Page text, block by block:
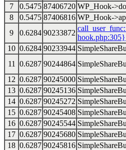
7
0.5475 87406720 WP_Hook-
8
0.5475 87406816 WP_Hook-
9
0.6284 90233872
hook.php:305}
10 0.6284 90233944
11
0.6287 90244864
12 0.6287 90245000
13 0.6287 90245136
14 0.6287 90245272
15 0.6287 90245408
16 0.6287 90245544
17 0.6287 90245680
18 0.6287 90245816